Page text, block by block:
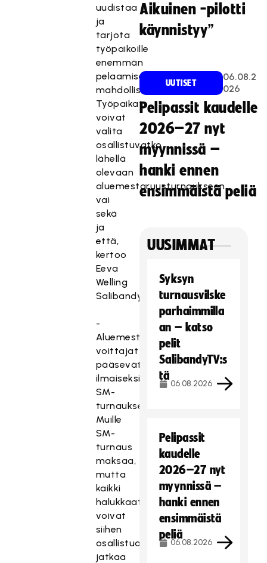
uudistaa
ja
tarjota
työpaikoille
enemmän
pelaamisen
mahdollisuuksia.
Työpaikat
voivat
valita
osallistuvatko
lähellä
olevaan
aluemestaruusturnaukseen
vai
sekä
ja
että,
kertoo
Eeva
Welling
Salibandyliitosta.
-
Aluemestaruusturnausten
voittajat
pääsevät
ilmaiseksi
SM-
turnaukseen.
Muille
SM-
turnaus
maksaa,
mutta
kaikki
halukkaat
voivat
siihen
osallistua,
jatkaa
Aikuinen -pilotti
käynnistyy”
UUTISET
06.08.2
026
Pelipassit kaudelle
2026–27 nyt
myynnissä –
hanki ennen
ensimmäistä peliä
UUSIMMAT
Syksyn
turnausvilske
parhaimmilla
an – katso
pelit
SalibandyTV:s
tä
06.08.2026
Pelipassit
kaudelle
2026–27 nyt
myynnissä –
hanki ennen
ensimmäistä
peliä
06.08.2026